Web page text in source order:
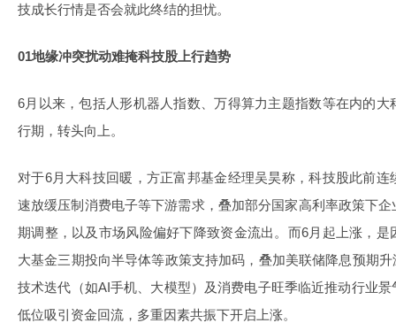
技成长行情是否会就此终结的担忧。
01地缘冲突扰动难掩科技股上行趋势
6月以来，包括人形机器人指数、万得算力主题指数等在内的
行期，转头向上。
对于6月大科技回暖，方正富邦基金经理吴昊称，科技股此前
速放缓压制消费电子等下游需求，叠加部分国家高利率政策下
期调整，以及市场风险偏好下降致资金流出。而6月起上涨，
大基金三期投向半导体等政策支持加码，叠加美联储降息预期
技术迭代（如AI手机、大模型）及消费电子旺季临近推动行业
低位吸引资金回流，多重因素共振下开启上涨。